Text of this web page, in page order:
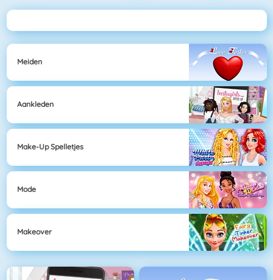
Meiden
Aankleden
Make-Up Spelletjes
Mode
Makeover